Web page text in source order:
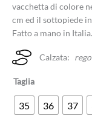
vacchetta di colore
cm ed il sottopiede
Fatto a mano in Italia.
Calzata:
Taglia
35 36 37